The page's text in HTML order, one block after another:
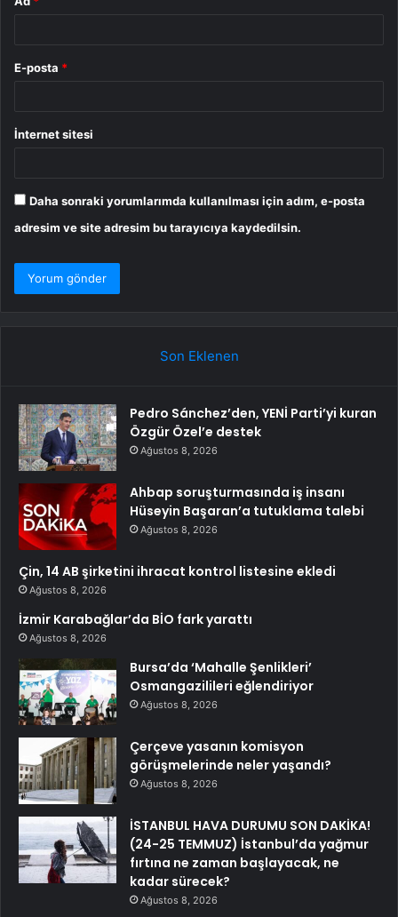
E-posta *
İnternet sitesi
Daha sonraki yorumlarımda kullanılması için adım, e-posta
adresim ve site adresim bu tarayıcıya kaydedilsin.
Son Eklenen
Pedro Sánchez’den, YENİ Parti’yi kuran
Özgür Özel’e destek
Ağustos 8, 2026
Ahbap soruşturmasında iş insanı
Hüseyin Başaran’a tutuklama talebi
Ağustos 8, 2026
Çin, 14 AB şirketini ihracat kontrol listesine ekledi
Ağustos 8, 2026
İzmir Karabağlar’da BİO fark yarattı
Ağustos 8, 2026
Bursa’da ‘Mahalle Şenlikleri’
Osmangazilileri eğlendiriyor
Ağustos 8, 2026
Çerçeve yasanın komisyon
görüşmelerinde neler yaşandı?
Ağustos 8, 2026
İSTANBUL HAVA DURUMU SON DAKİKA!
(24-25 TEMMUZ) İstanbul’da yağmur
fırtına ne zaman başlayacak, ne
kadar sürecek?
Ağustos 8, 2026